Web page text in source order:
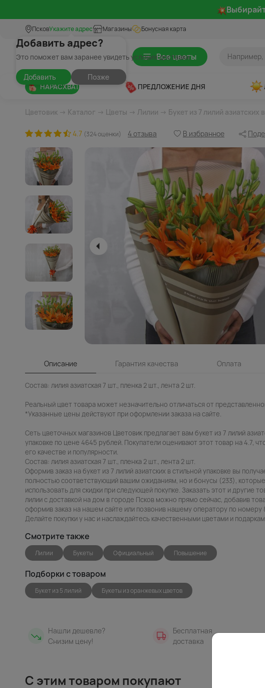
ПсковУкажите адрес
Добавить адрес?
Это поможет вам заранее увидеть условия доставки
Добавить Позже
Магазины Бонусная карта
Все цветы
НАРАСХВАТ ПРЕДЛОЖЕНИЕ ДНЯ
Цветовик → Каталог → Цветы → Лилии → Букет из 7 лилий азиатских
4.7 (324 оценки) 4 отзыва В избранное
Описание Гарантия качества Оплата
Состав: лилия азиатская 7 шт., пленка 2 шт., лента 2 шт.
Реальный цвет товара может незначительно отличаться от
*Указанные цены действуют при оформлении заказа на сайте.
Сеть цветочных магазинов Цветовик предлагает вам букет из 7 лилий
упаковке по цене 4645 рублей. Покупатели оценивают этот товар на 4.7,
его качестве и популярности.
Состав: лилия азиатская 7 шт., пленка 2 шт., лента 2 шт.
Оформив заказ на букет из 7 лилий азиатских в стильной упаковке вы
полностью соответствующий вашим ожиданиям, но и бонусы (233),
использовать для скидки при следующей покупке. Заказать этот и другие
лилии с доставкой на дом в городе Псков можно прямо сейчас, добавив
оформив заказ на нашем сайте или позвонив нашему оператору по номеру
Делайте покупки у нас и наслаждайтесь качественными цветами и
Смотрите также
Лилии Букеты Официальный Повышение
Подборки с товаром
Букет из 5 лилий Букеты из оранжевых цветов
Нашли дешевле?
Снизим цену!
Бесплатная
доставка
С этим товаром покупают